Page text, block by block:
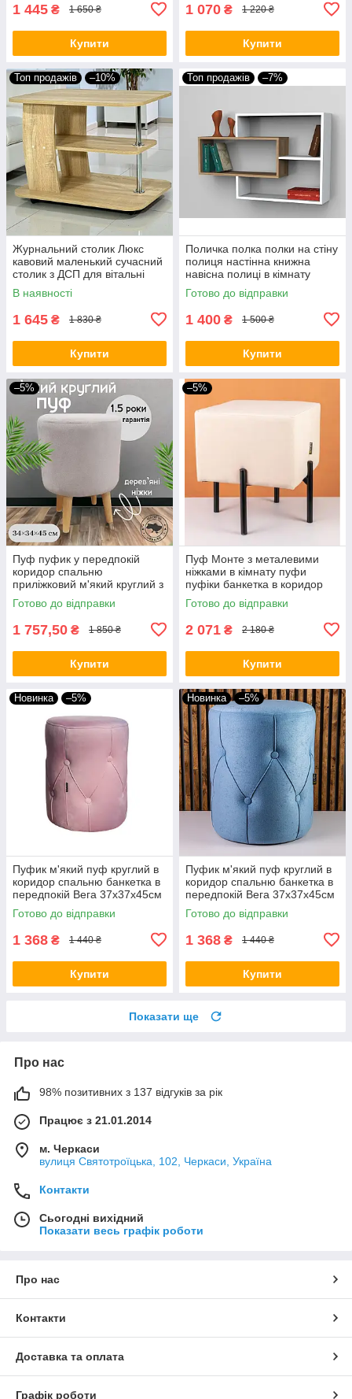
1 445 ₴ 1 650 ₴
Купити
1 070 ₴ 1 220 ₴
Купити
Топ продажів –10%
Журнальний столик Люкс
кавовий маленький сучасний
столик з ДСП для вітальні
спальні або кімнати
журнальні столики для дому
В наявності
1 645 ₴ 1 830 ₴
Купити
Топ продажів –7%
Поличка полка полки на стіну
полиця настінна книжна
навісна полиці в кімнату
підвісні ПН-9 1042х220х662
мм.
Готово до відправки
1 400 ₴ 1 500 ₴
Купити
–5%
Пуф пуфик у передпокій
коридор спальню
приліжковий м'який круглий з
дерев'яними ніжками Поло
340х340х450 мм, ніжка
Готово до відправки
1 757,50 ₴ 1 850 ₴
Купити
–5%
Пуф Монте з металевими
ніжками в кімнату пуфи
пуфіки банкетка в коридор
390х390х390 мм, металева
ніжка 220мм.
Готово до відправки
2 071 ₴ 2 180 ₴
Купити
Новинка –5%
Пуфик м'який пуф круглий в
коридор спальню банкетка в
передпокій Вега 37х37х45см
пуфи пуфики Різні кольори!
Готово до відправки
1 368 ₴ 1 440 ₴
Купити
Новинка –5%
Пуфик м'який пуф круглий в
коридор спальню банкетка в
передпокій Вега 37х37х45см
пуфи пуфики для дому
Готово до відправки
1 368 ₴ 1 440 ₴
Купити
Показати ще
Про нас
98% позитивних з 137 відгуків за рік
Працює з 21.01.2014
м. Черкаси
вулиця Святотроїцька, 102, Черкаси, Україна
Контакти
Сьогодні вихідний
Показати весь графік роботи
Про нас
Контакти
Доставка та оплата
Графік роботи